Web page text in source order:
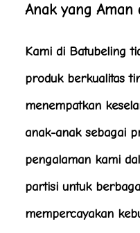
Anak yang Aman
Kami di Batubeling
produk berkualitas
menempatkan
anak-anak sebagai
pengalaman kami
partisi untuk
mempercayakan